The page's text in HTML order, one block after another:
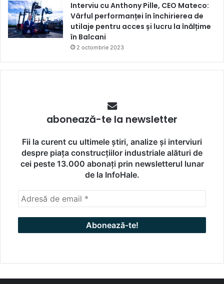
Interviu cu Anthony Pille, CEO Mateco:
Vârful performanței în închirierea de
utilaje pentru acces și lucru la înălțime
în Balcani
2 octombrie 2023
abonează-te la newsletter
Fii la curent cu ultimele știri, analize și interviuri
despre piața construcțiilor industriale alături de
cei peste 13.000 abonați prin newsletterul lunar
de la InfoHale.